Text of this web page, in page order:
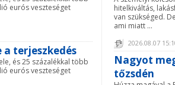
eurós veszteséget
terjeszkedés
és 25 százalékkal több
eurós veszteséget
hitelkiváltás,
van szükséged.
ami miatt ...
2026.08.07
Nagyot
tőzsdén